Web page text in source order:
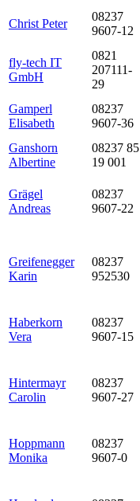
Christ Peter
08237
9607-12
fly-tech IT
GmbH
0821
207111-
29
Gamperl
Elisabeth
08237
9607-36
Ganshorn
Albertine
08237 85
19 001
Grägel
Andreas
08237
9607-22
Greifenegger
Karin
08237
952530
Haberkorn
Vera
08237
9607-15
Hintermayr
Carolin
08237
9607-27
Hoppmann
Monika
08237
9607-0